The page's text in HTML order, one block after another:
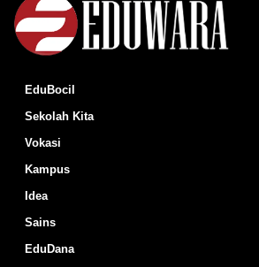
EduBocil
Sekolah Kita
Vokasi
Kampus
Idea
Sains
EduDana